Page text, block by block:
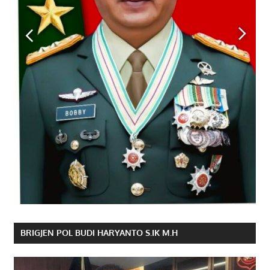
BRIGJEN POL BUDI HARYANTO S.IK M.H